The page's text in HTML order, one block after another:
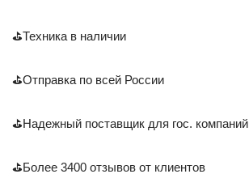
⛳Техника в наличии
⛳Отправка по всей России
⛳Надежный поставщик для гос. компаний
⛳Более 3400 отзывов от клиентов